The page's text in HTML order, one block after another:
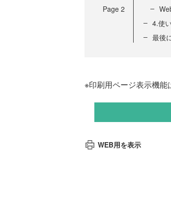
Page 2
4.使
最後
※印刷用ページ表示機能
WEB用を表示